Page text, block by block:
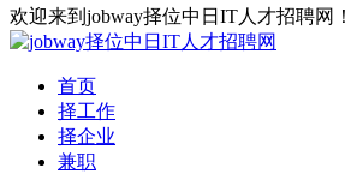
欢迎来到jobway择位中日IT人才招聘网！
首页
择工作
择企业
兼职